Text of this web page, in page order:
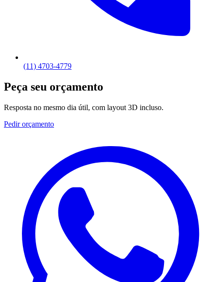
(11) 4703-4779
Peça seu orçamento
Resposta no mesmo dia útil, com layout 3D incluso.
Pedir orçamento